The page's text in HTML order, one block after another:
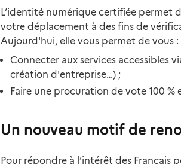
L’identité numérique certifiée permet
votre déplacement à des fins de
Aujourd'hui, elle vous permet de vous :
Connecter aux services accessibles
création d'entreprise…) ;
Faire une procuration de vote 100 %
Un nouveau motif de
Pour répondre à l’intérêt des Français